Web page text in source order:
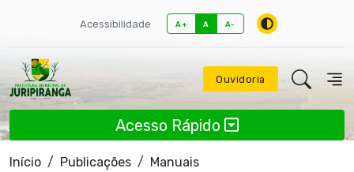
Acessibilidade A+ A A-
Ouvidoria
Acesso Rápido
Início Publicações
Manuais